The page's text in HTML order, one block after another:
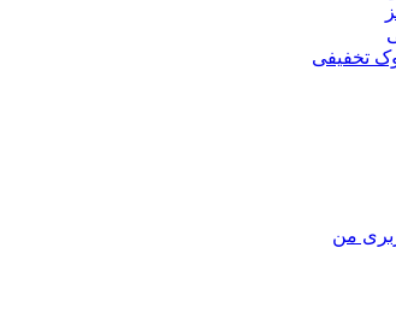
تخفیفی
من